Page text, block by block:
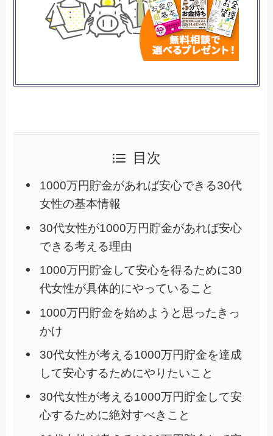
目次
1000万円貯金があれば安心できる30代
女性の基本情報
30代女性が1000万円貯金があれば安心
できる考える理由
1000万円貯金して安心を得るために30
代女性が具体的にやっていること
1000万円貯金を始めようと思ったきっ
かけ
30代女性が考える1000万円貯金を達成
して安心するためにやりたいこと
30代女性が考える1000万円貯金して安
心するために絶対すべきこと